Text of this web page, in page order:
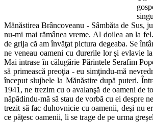
Mănăstirea Brâncoveanu - Sâmbăta de Sus,
nu-mi mai rămânea vreme. Al doilea an la
de grija că am învăţat pictura degeaba. Se
ne veneau oameni cu durerile lor şi evlavie
Mai intrase în călugărie Părintele Serafim
să primească preoţia - eu simţindu-mă
început slujbele la Mănăstire după puteri.
1941, ne trezim cu o avalanşă de oameni de
năpădindu-mă să stau de vorbă cu ei despre
trezit să fac duhovnicie cu oamenii, deşi nu
ce păţesc oamenii, li se trage de pe urma